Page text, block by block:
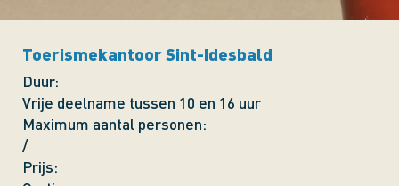
Toerismekantoor Sint-Idesbald
Duur
Vrije deelname tussen 10 en 16 uur
Maximum aantal personen
/
Prijs